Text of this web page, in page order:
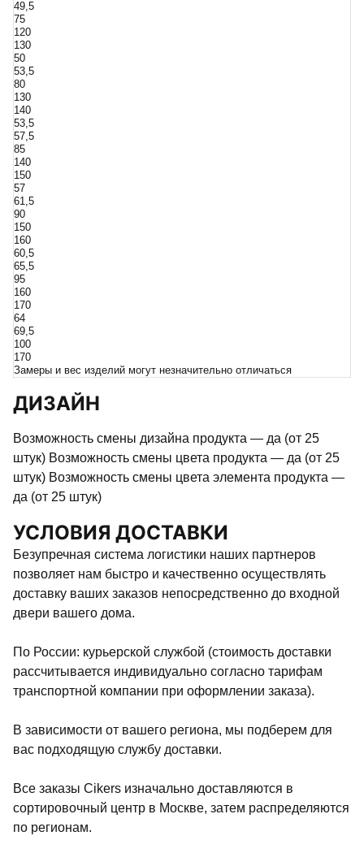
49,5
75
120
130
50
53,5
80
130
140
53,5
57,5
85
140
150
57
61,5
90
150
160
60,5
65,5
95
160
170
64
69,5
100
170
Замеры и вес изделий могут незначительно отличаться
ДИЗАЙН
Возможность смены дизайна продукта — да (от 25
штук) Возможность смены цвета продукта — да (от 25
штук) Возможность смены цвета элемента продукта —
да (от 25 штук)
УСЛОВИЯ ДОСТАВКИ
Безупречная система логистики наших партнеров
позволяет нам быстро и качественно осуществлять
доставку ваших заказов непосредственно до входной
двери вашего дома.
По России: курьерской службой (стоимость доставки
рассчитывается индивидуально согласно тарифам
транспортной компании при оформлении заказа).
В зависимости от вашего региона, мы подберем для
вас подходящую службу доставки.
Все заказы Cikers изначально доставляются в
сортировочный центр в Москве, затем распределяются
по регионам.